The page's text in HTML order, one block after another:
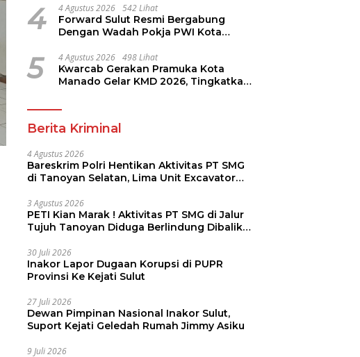
Dikmen Nasional 2026
4 4 Agustus 2026 542 Lihat
Forward Sulut Resmi Bergabung
Dengan Wadah Pokja PWI Kota
5 4 Agustus 2026 498 Lihat
Kwarcab Gerakan Pramuka Kota
Manado Gelar KMD 2026, Tingkatkan
Pramuka
Berita Kriminal
4 Agustus 2026
Bareskrim Polri Hentikan Aktivitas PT SMG
di Tanoyan Selatan, Lima Unit Excavator
3 Agustus 2026
PETI Kian Marak ! Aktivitas PT SMG di Jalur
Tujuh Tanoyan Diduga Berlindung Dibalik
30 Juli 2026
Inakor Lapor Dugaan Korupsi di PUPR
Provinsi Ke Kejati Sulut
27 Juli 2026
Dewan Pimpinan Nasional Inakor Sulut,
Suport Kejati Geledah Rumah Jimmy Asiku
9 Juli 2026